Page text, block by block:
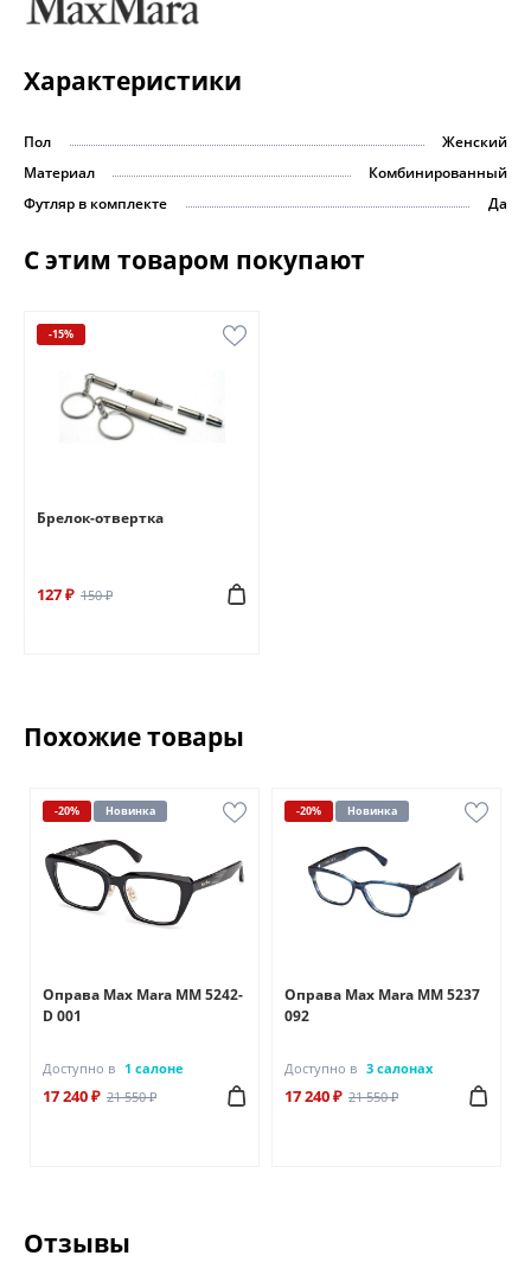
Характеристики
Пол
Женский
Материал
Комбинированный
Футляр в комплекте
Да
С этим товаром покупают
-15%
Брелок-отвертка
127 ₽ 150 ₽
Похожие товары
-20% Новинка
Оправа Max Mara MM 5242-
D 001
Доступно в 1 салоне
17 240 ₽ 21 550 ₽
-20% Новинка
Оправа Max Mara MM 5237
092
Доступно в 3 салонах
17 240 ₽ 21 550 ₽
Отзывы